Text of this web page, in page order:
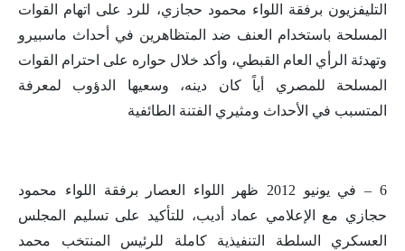
التليفزيون برفقة اللواء محمود حجازي، للرد على اتهام القوات
المسلحة باستخدام العنف ضد المتظاهرين في أحداث ماسبيرو
وتهدئة الرأي العام القبطي، وأكد خلال حواره على احترام القوات
المسلحة للمصري أياً كان دينه، وسعيها الدؤوب لمعرفة
المتسبب في الأحداث ومثيري الفتنة الطائفية
6 – في يونيو 2012 ظهر اللواء العصار برفقة اللواء محمود
حجازي مع الإعلامي عماد أديب، للتأكيد على تسليم المجلس
العسكري السلطة التنفيذية كاملة للرئيس المنتخب محمد